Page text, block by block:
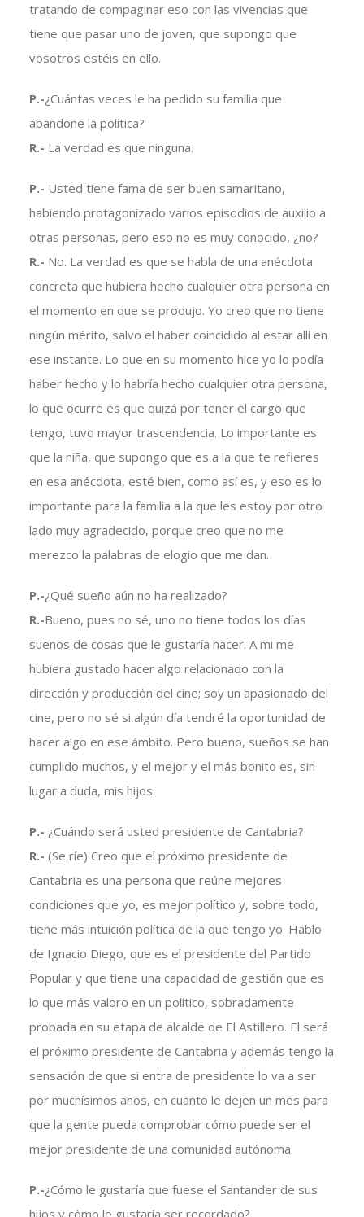
tratando de compaginar eso con las vivencias que
tiene que pasar uno de joven, que supongo que
vosotros estéis en ello.
P.-¿Cuántas veces le ha pedido su familia que
abandone la política?
R.- La verdad es que ninguna.
P.- Usted tiene fama de ser buen samaritano,
habiendo protagonizado varios episodios de auxilio a
otras personas, pero eso no es muy conocido, ¿no?
R.- No. La verdad es que se habla de una anécdota
concreta que hubiera hecho cualquier otra persona en
el momento en que se produjo. Yo creo que no tiene
ningún mérito, salvo el haber coincidido al estar allí en
ese instante. Lo que en su momento hice yo lo podía
haber hecho y lo habría hecho cualquier otra persona,
lo que ocurre es que quizá por tener el cargo que
tengo, tuvo mayor trascendencia. Lo importante es
que la niña, que supongo que es a la que te refieres
en esa anécdota, esté bien, como así es, y eso es lo
importante para la familia a la que les estoy por otro
lado muy agradecido, porque creo que no me
merezco la palabras de elogio que me dan.
P.-¿Qué sueño aún no ha realizado?
R.-Bueno, pues no sé, uno no tiene todos los días
sueños de cosas que le gustaría hacer. A mi me
hubiera gustado hacer algo relacionado con la
dirección y producción del cine; soy un apasionado del
cine, pero no sé si algún día tendré la oportunidad de
hacer algo en ese ámbito. Pero bueno, sueños se han
cumplido muchos, y el mejor y el más bonito es, sin
lugar a duda, mis hijos.
P.- ¿Cuándo será usted presidente de Cantabria?
R.- (Se ríe) Creo que el próximo presidente de
Cantabria es una persona que reúne mejores
condiciones que yo, es mejor político y, sobre todo,
tiene más intuición política de la que tengo yo. Hablo
de Ignacio Diego, que es el presidente del Partido
Popular y que tiene una capacidad de gestión que es
lo que más valoro en un político, sobradamente
probada en su etapa de alcalde de El Astillero. El será
el próximo presidente de Cantabria y además tengo la
sensación de que si entra de presidente lo va a ser
por muchísimos años, en cuanto le dejen un mes para
que la gente pueda comprobar cómo puede ser el
mejor presidente de una comunidad autónoma.
P.-¿Cómo le gustaría que fuese el Santander de sus